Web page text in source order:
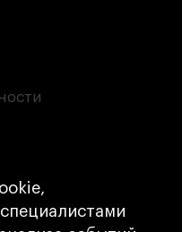
образовательной